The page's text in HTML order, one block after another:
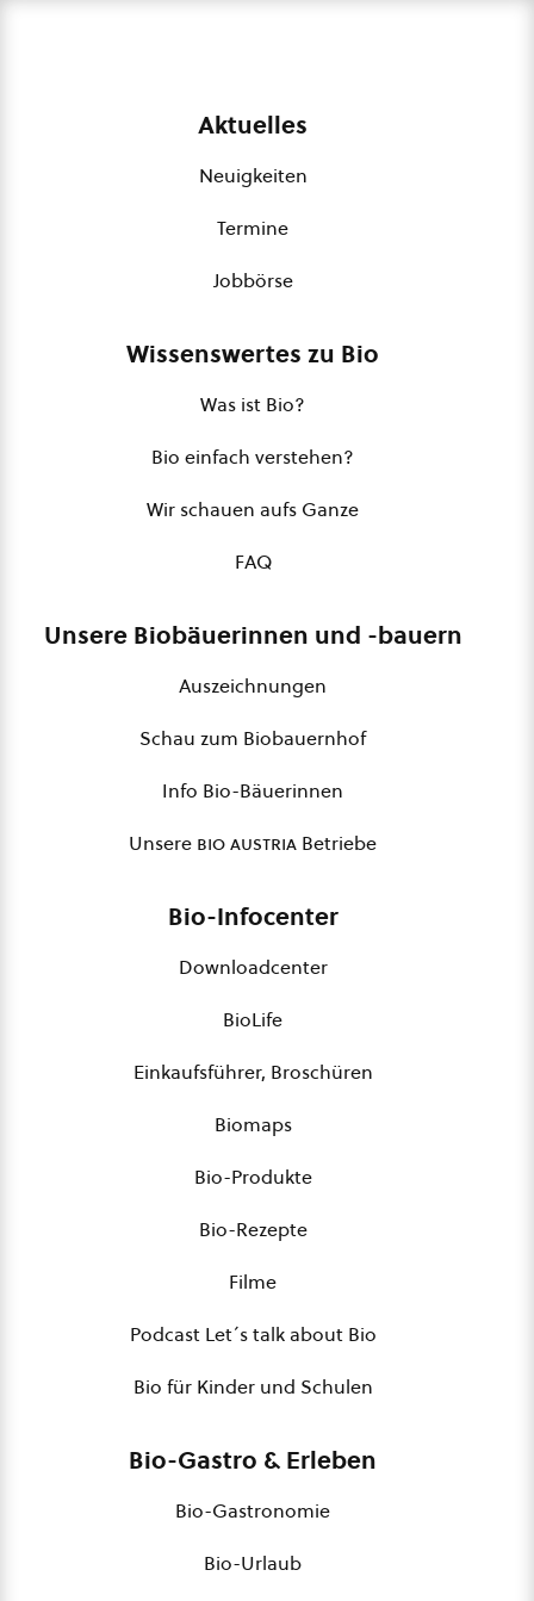
Aktuelles
Neuigkeiten
Termine
Jobbörse
Wissenswertes zu Bio
Was ist Bio?
Bio einfach verstehen?
Wir schauen aufs Ganze
FAQ
Unsere Biobäuerinnen und -bauern
Auszeichnungen
Schau zum Biobauernhof
Info Bio-Bäuerinnen
Unsere bio austria Betriebe
Bio-Infocenter
Downloadcenter
BioLife
Einkaufsführer, Broschüren
Biomaps
Bio-Produkte
Bio-Rezepte
Filme
Podcast Let´s talk about Bio
Bio für Kinder und Schulen
Bio-Gastro & Erleben
Bio-Gastronomie
Bio-Urlaub